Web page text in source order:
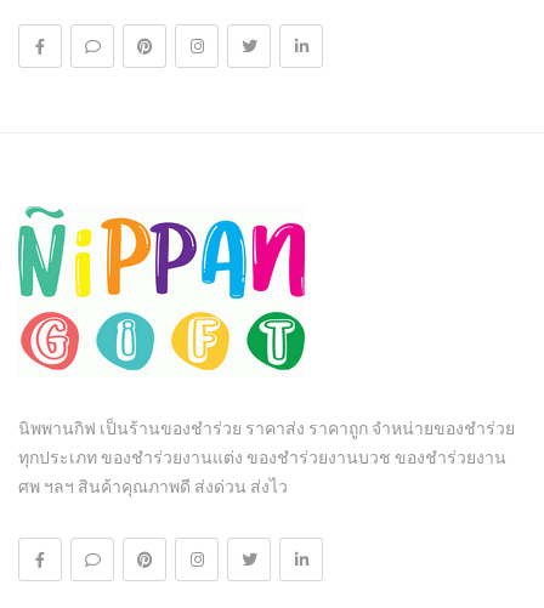
นิพพานกิฟ เป็นร้านของชำร่วย ราคาส่ง ราคาถูก จำหน่ายของชำร่วย
ทุกประเภท ของชำร่วยงานแต่ง ของชำร่วยงานบวช ของชำร่วยงาน
ศพ ฯลฯ สินค้าคุณภาพดี ส่งด่วน ส่งไว